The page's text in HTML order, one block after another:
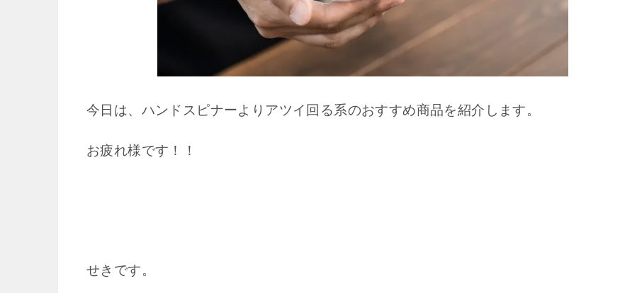
今日は、ハンドスピナーよりアツイ回る系のおすすめ商品を紹介します。
お疲れ様です！！
せきです。